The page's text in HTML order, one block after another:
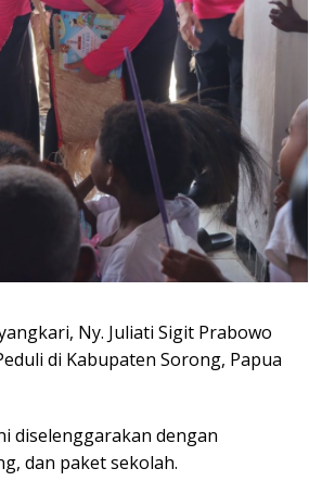
Ny. Juliati Sigit Prabowo
di Kabupaten Sorong, Papua
diselenggarakan dengan
dan paket sekolah.